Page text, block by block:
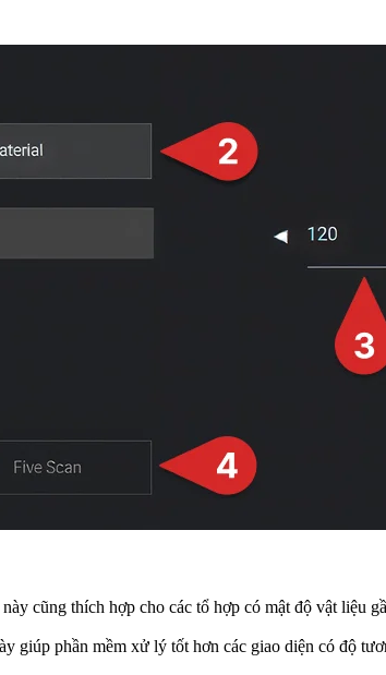
cũng thích hợp cho các tổ hợp có mật độ vật liệu
giúp phần mềm xử lý tốt hơn các giao diện có độ